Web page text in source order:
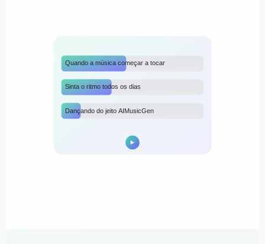
Quando a música começar a tocar
Sinta o ritmo todos os dias
Dançando do jeito AIMusicGen